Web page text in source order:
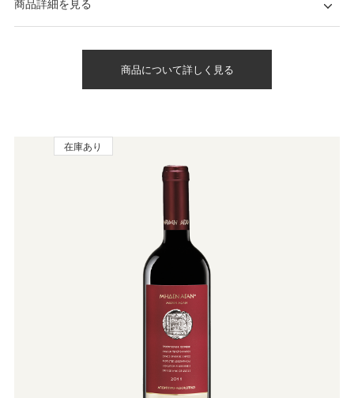
商品詳細を見る
商品について詳しく見る
在庫あり